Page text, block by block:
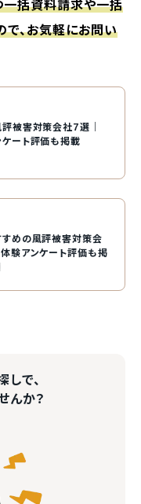
一括資料請求や一括
で、お気軽にお問い
被害対策会社7選｜
ート評価も掲載
めの風評被害対策会
験アンケート評価も掲
で、
んか？